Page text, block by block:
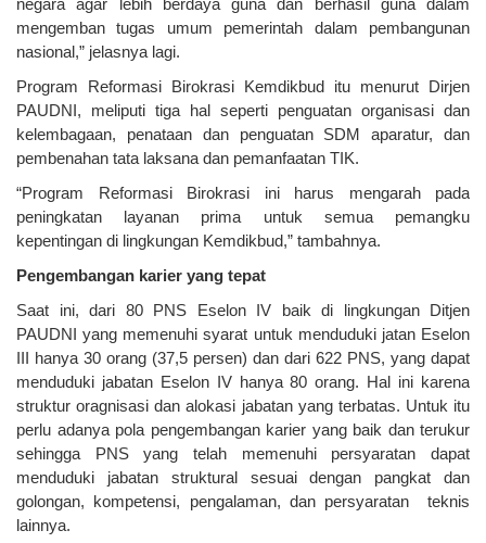
negara agar lebih berdaya guna dan berhasil guna dalam
mengemban tugas umum pemerintah dalam pembangunan
nasional,” jelasnya lagi.
Program Reformasi Birokrasi Kemdikbud itu menurut Dirjen
PAUDNI, meliputi tiga hal seperti penguatan organisasi dan
kelembagaan, penataan dan penguatan SDM aparatur, dan
pembenahan tata laksana dan pemanfaatan TIK.
“Program Reformasi Birokrasi ini harus mengarah pada
peningkatan layanan prima untuk semua pemangku
kepentingan di lingkungan Kemdikbud,” tambahnya.
Pengembangan karier yang tepat
Saat ini, dari 80 PNS Eselon IV baik di lingkungan Ditjen
PAUDNI yang memenuhi syarat untuk menduduki jatan Eselon
III hanya 30 orang (37,5 persen) dan dari 622 PNS, yang dapat
menduduki jabatan Eselon IV hanya 80 orang. Hal ini karena
struktur oragnisasi dan alokasi jabatan yang terbatas. Untuk itu
perlu adanya pola pengembangan karier yang baik dan terukur
sehingga PNS yang telah memenuhi persyaratan dapat
menduduki jabatan struktural sesuai dengan pangkat dan
golongan, kompetensi, pengalaman, dan persyaratan teknis
lainnya.